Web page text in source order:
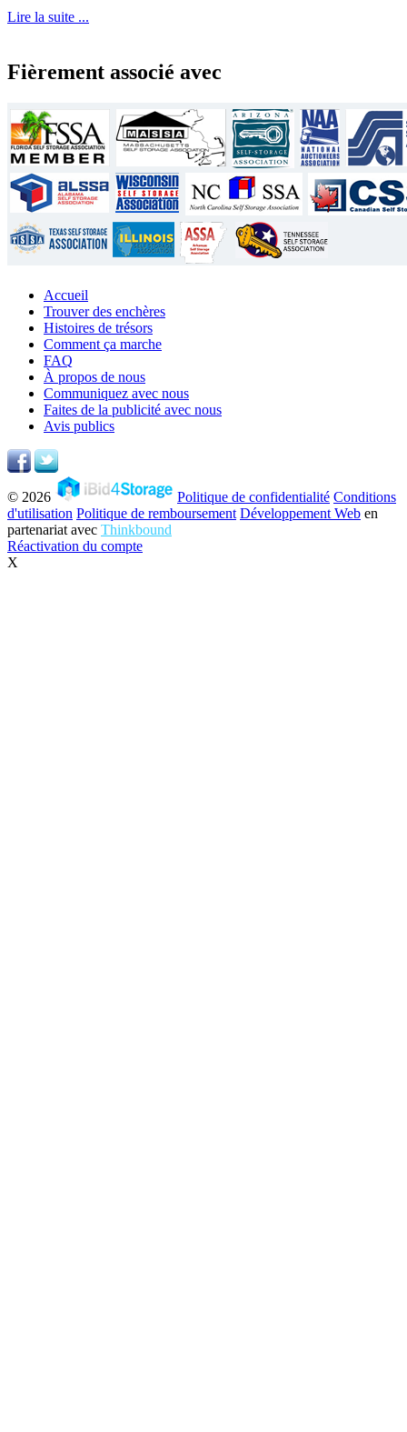
Lire la suite ...
Fièrement associé avec
Accueil
Trouver des enchères
Histoires de trésors
Comment ça marche
FAQ
À propos de nous
Communiquez avec nous
Faites de la publicité avec nous
Avis publics
© 2026 Politique de confidentialité Conditions
d'utilisation Politique de remboursement Développement Web en
partenariat avec Thinkbound
Réactivation du compte
X